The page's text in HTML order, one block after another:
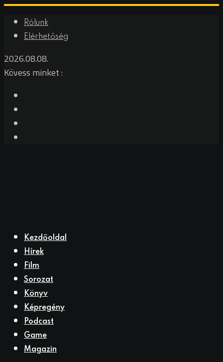
Skip
Rólunk
Elérhetőség
2026.08.08.
Kövess minket :
Kezdőoldal
Hírek
Film
Sorozat
Könyv
Képregény
Podcast
Game
Magazin